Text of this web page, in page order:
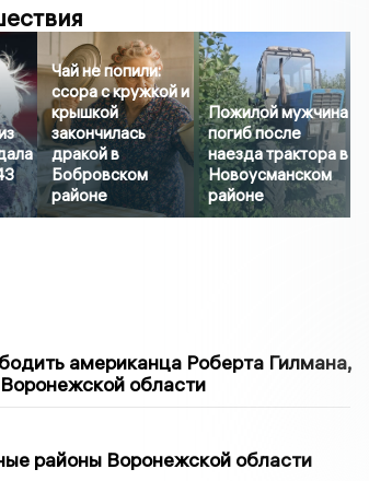
Чай не попили:
ссора с кружкой и
крышкой
закончилась
дракой в
Бобровском
районе
Пожилой мужчина
погиб после
наезда трактора в
Новоусманском
районе
американца Роберта Гилмана,
области
районы Воронежской области